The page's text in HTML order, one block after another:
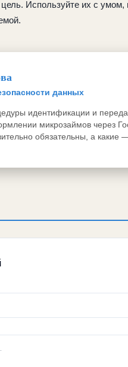
Используйте их с
данных
идентификации и
микрозаймов через
обязательны, а какие